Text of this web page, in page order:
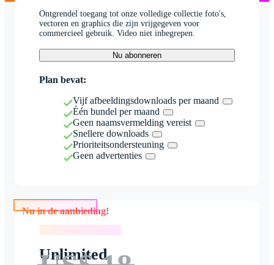
Ontgrendel toegang tot onze volledige collectie foto's,
vectoren en graphics die zijn vrijgegeven voor
commercieel gebruik. Video niet inbegrepen.
Nu abonneren
Plan bevat:
Vijf afbeeldingsdownloads per maand
Één bundel per maand
Geen naamsvermelding vereist
Snellere downloads
Prioriteitsondersteuning
Geen advertenties
Nu in de aanbieding!
Unlimited